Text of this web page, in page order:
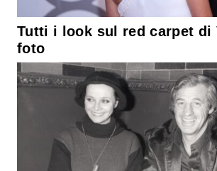
Tutti i look sul red carpet di
foto